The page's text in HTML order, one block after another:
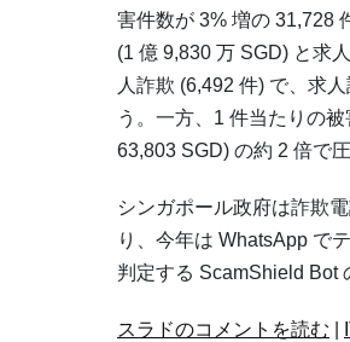
害件数が 3% 増の 31,728
(1 億 9,830 万 SGD) と求
人詐欺 (6,492 件) で、求
う。一方、1 件当たりの
63,803 SGD) の約 2 倍で
シンガポール政府は詐欺
り、今年は WhatsApp で
判定する ScamShield
スラドのコメントを読む